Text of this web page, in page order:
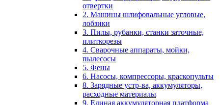
отвертки
2. Машины шлифовальные угловые,
лобзики
3. Пилы, рубанки, станки заточные,
плиткорезы
4. Сварочные аппараты, мойки,
пылесосы
5. Фены
6. Насосы, компрессоры, краскопульты
8. Зарядные устр-ва, аккумуляторы,
расходные материалы
9. Единая аккумуляторная платформа